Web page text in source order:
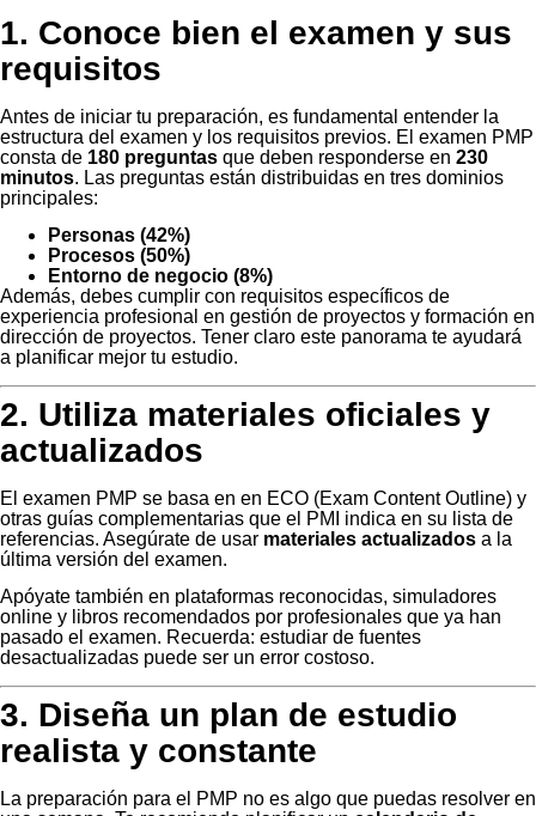
1. Conoce bien el examen y sus
requisitos
Antes de iniciar tu preparación, es fundamental entender la
estructura del examen y los requisitos previos. El examen PMP
consta de 180 preguntas que deben responderse en 230
minutos. Las preguntas están distribuidas en tres dominios
principales:
Personas (42%)
Procesos (50%)
Entorno de negocio (8%)
Además, debes cumplir con requisitos específicos de
experiencia profesional en gestión de proyectos y formación en
dirección de proyectos. Tener claro este panorama te ayudará
a planificar mejor tu estudio.
2. Utiliza materiales oficiales y
actualizados
El examen PMP se basa en en ECO (Exam Content Outline) y
otras guías complementarias que el PMI indica en su lista de
referencias. Asegúrate de usar materiales actualizados a la
última versión del examen.
Apóyate también en plataformas reconocidas, simuladores
online y libros recomendados por profesionales que ya han
pasado el examen. Recuerda: estudiar de fuentes
desactualizadas puede ser un error costoso.
3. Diseña un plan de estudio
realista y constante
La preparación para el PMP no es algo que puedas resolver en